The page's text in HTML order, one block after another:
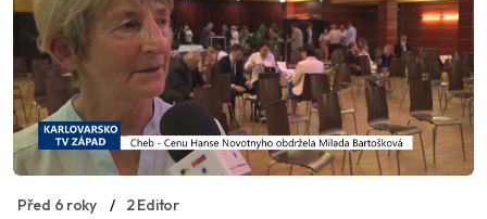
Před 6 roky 2 Editor